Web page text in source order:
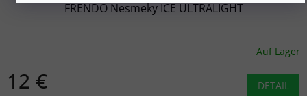
FRENDO Nesmeky ICE ULTRALIGHT
Auf Lager
12 € DETAIL